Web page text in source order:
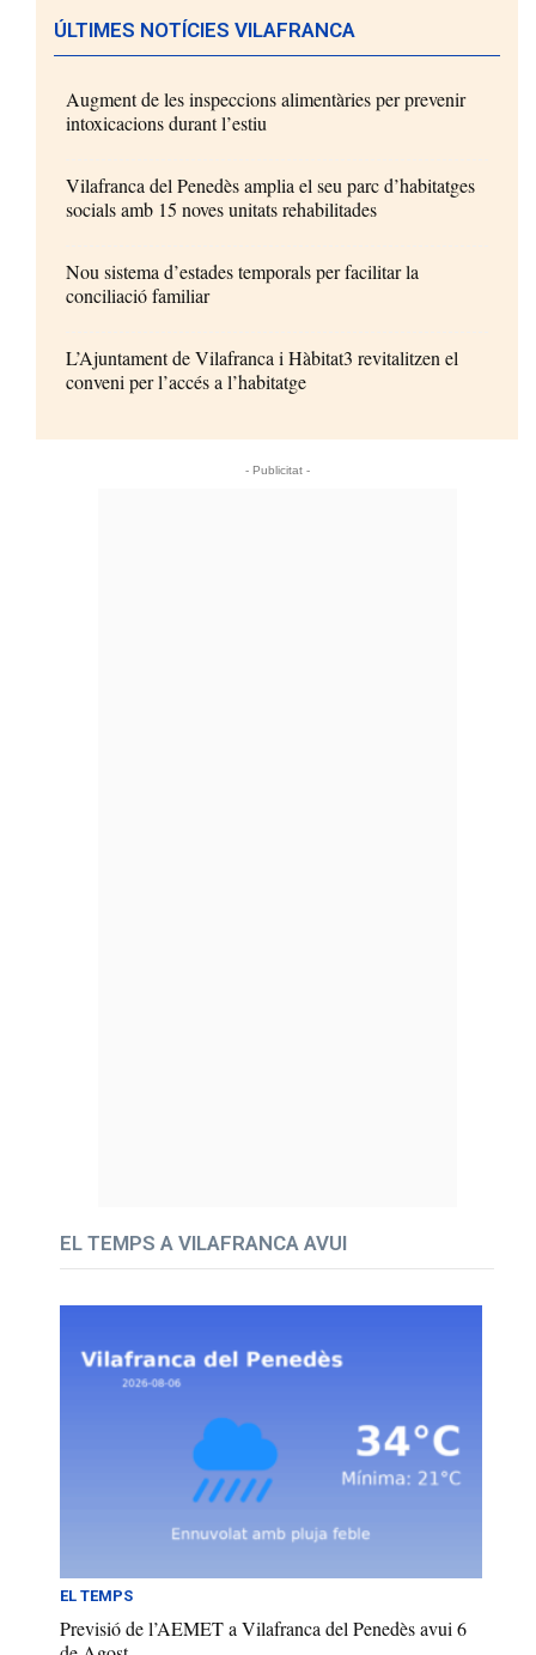
ÚLTIMES NOTÍCIES VILAFRANCA
Augment de les inspeccions alimentàries per prevenir
intoxicacions durant l’estiu
Vilafranca del Penedès amplia el seu parc d’habitatges
socials amb 15 noves unitats rehabilitades
Nou sistema d’estades temporals per facilitar la
conciliació familiar
L’Ajuntament de Vilafranca i Hàbitat3 revitalitzen el
conveni per l’accés a l’habitatge
- Publicitat -
EL TEMPS A VILAFRANCA AVUI
EL TEMPS
Previsió de l’AEMET a Vilafranca del Penedès avui 6